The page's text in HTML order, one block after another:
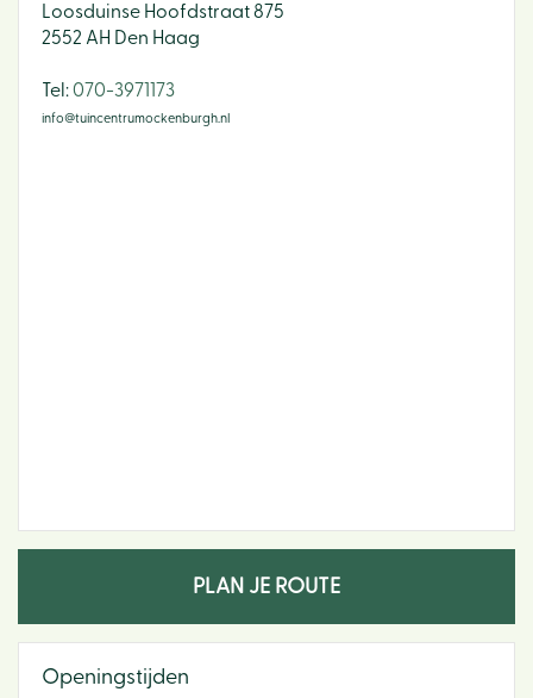
Loosduinse Hoofdstraat 875
2552 AH Den Haag
​Tel:070-3971173
info@tuincentrumockenburgh.nl
PLAN JE ROUTE
Openingstijden